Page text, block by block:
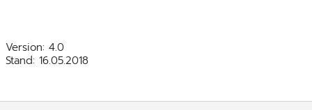
Version: 4.0
Stand: 16.05.2018